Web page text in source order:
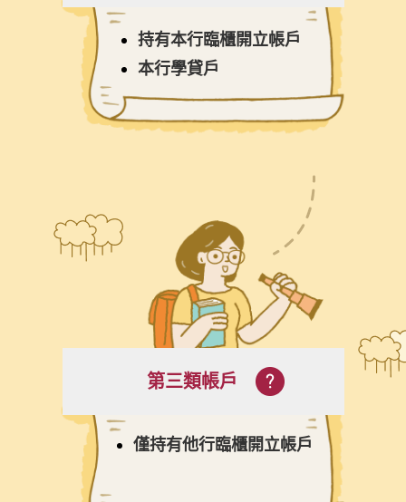
持有本行臨櫃開立帳戶
本行學貸戶
第三類帳戶
僅持有他行臨櫃開立帳戶